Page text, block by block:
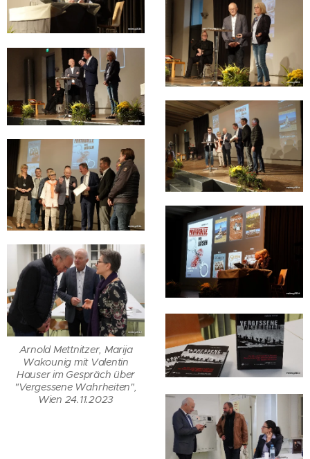
Arnold Mettnitzer, Marija
Wakounig mit Valentin
Hauser im Gespräch über
"Vergessene Wahrheiten",
Wien 24.11.2023